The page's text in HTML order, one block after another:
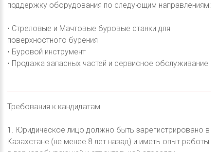
поддержку оборудования по следующим направлениям:
• Стреловые и Мачтовые буровые станки для
поверхностного бурения
• Буровой инструмент
• Продажа запасных частей и сервисное обслуживание
Требования к кандидатам
1. Юридическое лицо должно быть зарегистрировано в
Казахстане (не менее 8 лет назад) и иметь опыт работы